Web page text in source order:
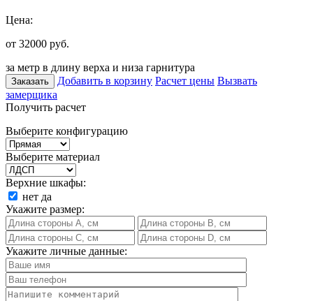
Цена:
от 32000 руб.
за метр в длину верха и низа гарнитура
Заказать Добавить в корзину Расчет цены Вызвать
замерщика
Получить расчет
Выберите конфигурацию
Выберите материал
Верхние шкафы:
нет да
Укажите размер:
Укажите личные данные: